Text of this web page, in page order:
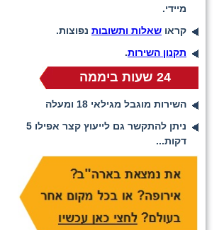
מיידי.
קראו שאלות ותשובות נפוצות.
תקנון השירות.
24 שעות ביממה
השירות מוגבל מגילאי 18 ומעלה
ניתן להתקשר גם לייעוץ קצר אפילו 5
דקות...